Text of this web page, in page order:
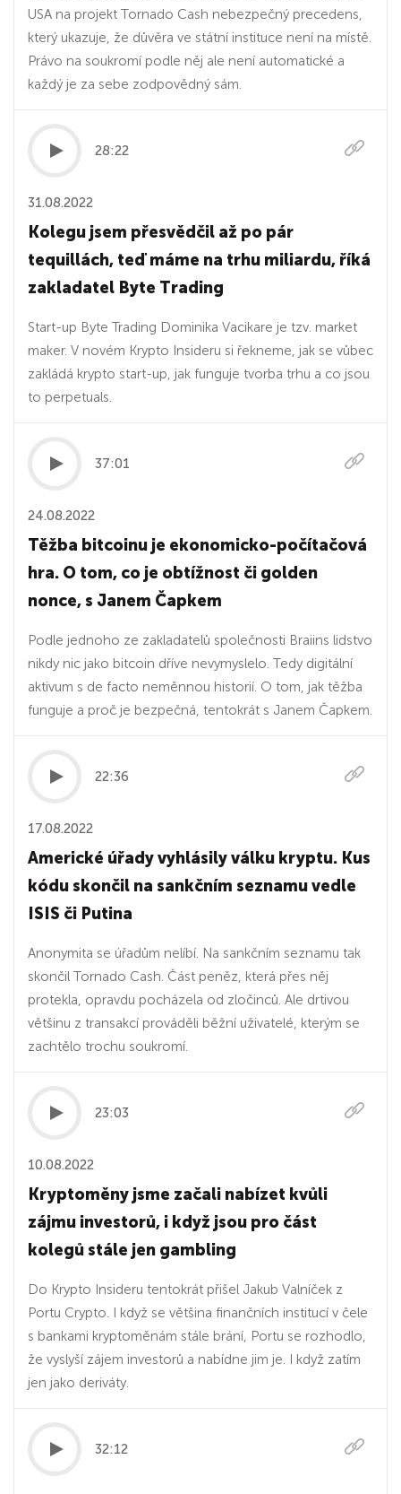
USA na projekt Tornado Cash nebezpečný precedens,
který ukazuje, že důvěra ve státní instituce není na místě.
Právo na soukromí podle něj ale není automatické a
každý je za sebe zodpovědný sám.
28:22
31.08.2022
Kolegu jsem přesvědčil až po pár
tequillách, teď máme na trhu miliardu, říká
zakladatel Byte Trading
Start-up Byte Trading Dominika Vacikare je tzv. market
maker. V novém Krypto Insideru si řekneme, jak se vůbec
zakládá krypto start-up, jak funguje tvorba trhu a co jsou
to perpetuals.
37:01
24.08.2022
Těžba bitcoinu je ekonomicko-počítačová
hra. O tom, co je obtížnost či golden
nonce, s Janem Čapkem
Podle jednoho ze zakladatelů společnosti Braiins lidstvo
nikdy nic jako bitcoin dříve nevymyslelo. Tedy digitální
aktivum s de facto neměnnou historií. O tom, jak těžba
funguje a proč je bezpečná, tentokrát s Janem Čapkem.
22:36
17.08.2022
Americké úřady vyhlásily válku kryptu. Kus
kódu skončil na sankčním seznamu vedle
ISIS či Putina
Anonymita se úřadům nelíbí. Na sankčním seznamu tak
skončil Tornado Cash. Část peněz, která přes něj
protekla, opravdu pocházela od zločinců. Ale drtivou
většinu z transakcí prováděli běžní uživatelé, kterým se
zachtělo trochu soukromí.
23:03
10.08.2022
Kryptoměny jsme začali nabízet kvůli
zájmu investorů, i když jsou pro část
kolegů stále jen gambling
Do Krypto Insideru tentokrát přišel Jakub Valníček z
Portu Crypto. I když se většina finančních institucí v čele
s bankami kryptoměnám stále brání, Portu se rozhodlo,
že vyslyší zájem investorů a nabídne jim je. I když zatím
jen jako deriváty.
32:12